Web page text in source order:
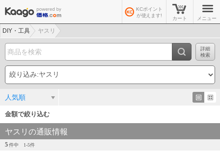
KCポイント
が使えます!
カート メニュー
DIY・工具 ヤスリ
詳細
検索
人気順
金額で絞り込む
ヤスリの通販情報
5件中 1-5件